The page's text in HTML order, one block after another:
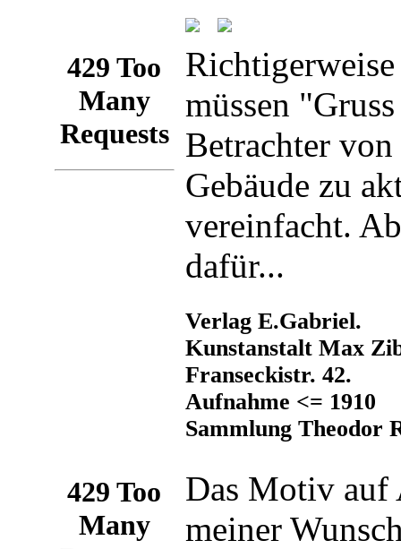
müssen
Betrachter
Gebäude zu
vereinfacht.
dafür...
Verlag E.Gabriel.
Kunstanstalt Max
Franseckistr. 42.
Aufnahme <= 1910
Sammlung Theodor
Das Motiv auf
meiner